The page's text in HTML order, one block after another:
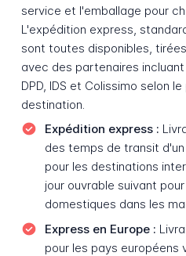
service et l'emballage pour
L'expédition express,
sont toutes disponibles,
avec des partenaires incluant
DPD, IDS et Colissimo selon
destination.
Expédition express :
des temps de transit
pour les destinations
jour ouvrable suivant
domestiques dans les
Express en Europe :
pour les pays européens